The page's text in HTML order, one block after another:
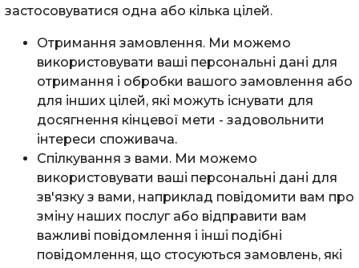
застосовуватися одна або кілька цілей.
Отримання замовлення. Ми можемо
використовувати ваші персональні дані для
отримання і обробки вашого замовлення або
для інших цілей, які можуть існувати для
досягнення кінцевої мети - задовольнити
інтереси споживача.
Спілкування з вами. Ми можемо
використовувати ваші персональні дані для
зв'язку з вами, наприклад повідомити вам про
зміну наших послуг або відправити вам
важливі повідомлення і інші подібні
повідомлення, що стосуються замовлень, які